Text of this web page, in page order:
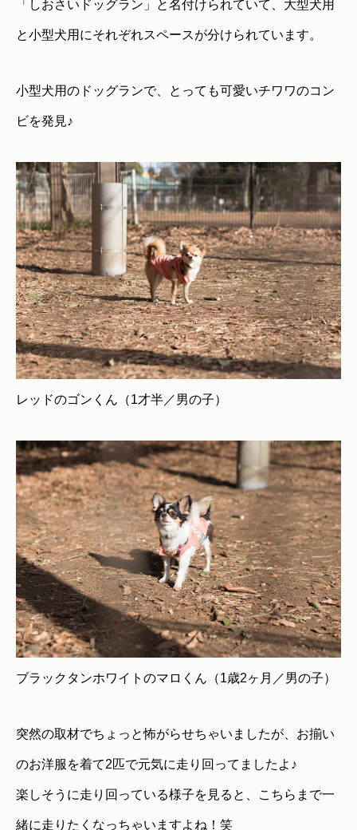
「しおさいドッグラン」と名付けられていて、大型犬用
と小型犬用にそれぞれスペースが分けられています。
小型犬用のドッグランで、とっても可愛いチワワのコン
ビを発見♪
レッドのゴンくん（1才半／男の子）
ブラックタンホワイトのマロくん（1歳2ヶ月／男の子）
突然の取材でちょっと怖がらせちゃいましたが、お揃い
のお洋服を着て2匹で元気に走り回ってましたよ♪
楽しそうに走り回っている様子を見ると、こちらまで一
緒に走りたくなっちゃいますよね！笑